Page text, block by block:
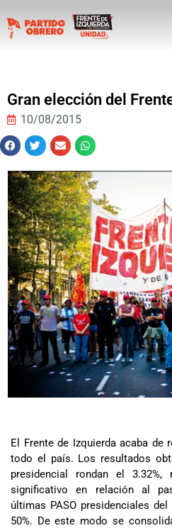
Gran elección del
10/08/2015
El Frente de Izquierda acaba de
todo el país. Los resultados
presidencial rondan el 3.32%,
significativo en relación al
últimas PASO presidenciales
50%. De este modo se